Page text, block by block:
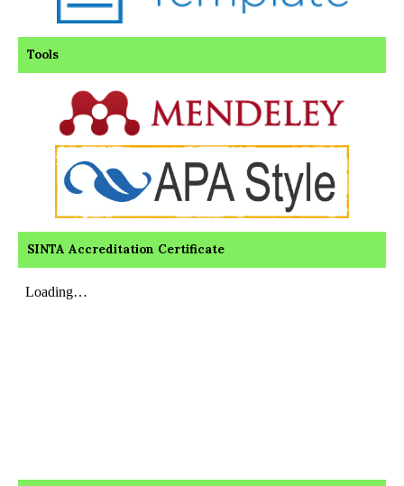
Tools
SINTA Accreditation Certificate